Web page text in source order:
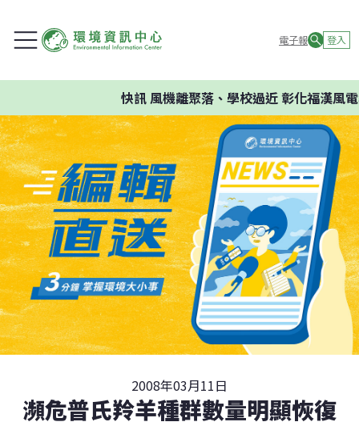
電子報 登入
快訊風機離聚落、學校過近 彰化福漢風電
2008年03月11日
瀕危普氏羚羊種群數量明顯恢復